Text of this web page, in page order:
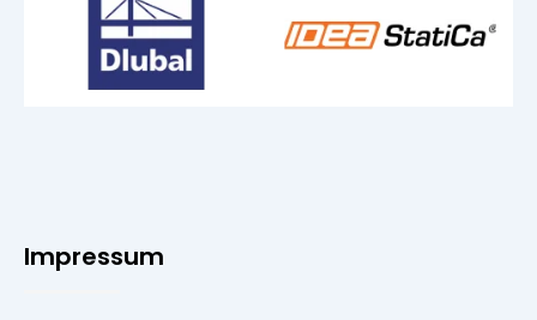
Impressum